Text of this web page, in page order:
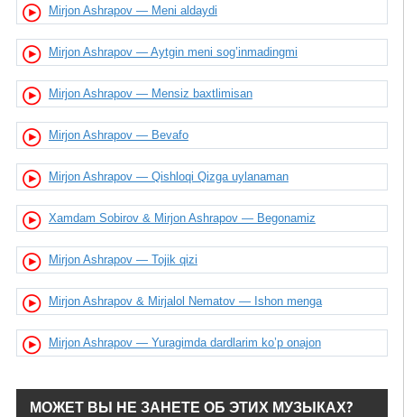
Mirjon Ashrapov — Meni aldaydi
Mirjon Ashrapov — Aytgin meni sog’inmadingmi
Mirjon Ashrapov — Mensiz baxtlimisan
Mirjon Ashrapov — Bevafo
Mirjon Ashrapov — Qishloqi Qizga uylanaman
Xamdam Sobirov & Mirjon Ashrapov — Begonamiz
Mirjon Ashrapov — Tojik qizi
Mirjon Ashrapov & Mirjalol Nematov — Ishon menga
Mirjon Ashrapov — Yuragimda dardlarim ko’p onajon
МОЖЕТ ВЫ НЕ ЗАНЕТЕ ОБ ЭТИХ МУЗЫКАХ?